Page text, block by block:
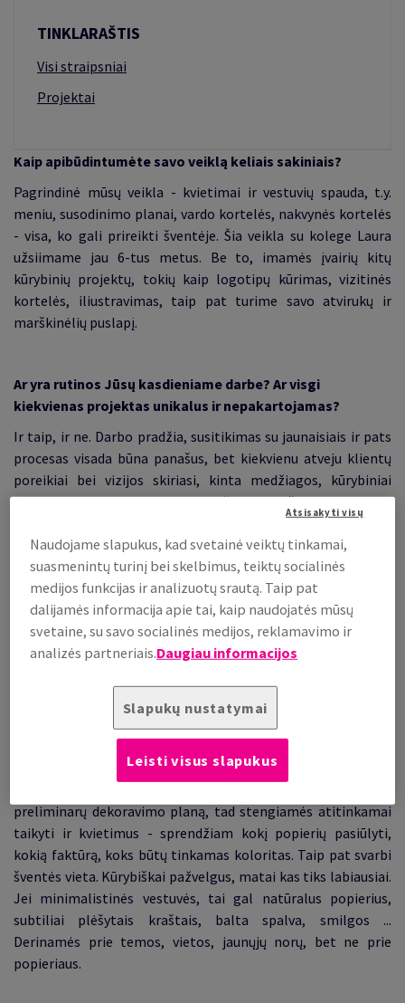
TINKLARAŠTIS
Visi straipsniai
Projektai
Kaip apibūdintumėte savo veiklą keliais sakiniais?
Pagrindinė mūsų veikla - kvietimai ir vestuvių spauda, t.y.
meniu, susodinimo planai, vardo kortelės, nakvynės kortelės
- visa, ko gali prireikti šventėje. Šia veikla su kolege Laura
užsiimame jau 6-tus metus. Be to, imamės įvairių kitų
kūrybinių projektų, tokių kaip logotipų kūrimas, vizitinės
kortelės, iliustravimas, taip pat turime savo atvirukų ir
marškinėlių puslapį.
Ar yra rutinos Jūsų kasdieniame darbe? Ar visgi
kiekvienas projektas unikalus ir nepakartojamas?
Ir taip, ir ne. Darbo pradžia, susitikimas su jaunaisiais ir pats
procesas visada būna panašus, bet kiekvienu atveju klientų
poreikiai bei vizijos skiriasi, kinta medžiagos, kūrybiniai
sprendimai. Vieni nori, kad kažką nupieštum, kiti nori
auksinės spaudos (folijavimo) ar įspausto teksto
(letterpress), kažko labai nestandartinio arba, atvirkščiai,
lengvo ir minimalaus. O dar skirtingi popieriaus, vokų,
rankdarbių pasirinkimai ir čia jau prasideda dinamika -
kiekvienas projektas tampa labai individualus.
ateina su tema ir tada renkasi popierių, ar būna, kad
popieriaus pasirinkimas pasufleruoja vestuvių temą?
Popierius vestuvių temos nesufleruoja. (juokiasi) Dažnai
jaunieji atvyksta jau numatę vestuvių stilistiką. Be to, kadangi
preliminarų dekoravimo planą, tad stengiamės atitinkamai
taikyti ir kvietimus - sprendžiam kokį popierių pasiūlyti,
kokią faktūrą, koks būtų tinkamas koloritas. Taip pat svarbi
šventės vieta. Kūrybiškai pažvelgus, matai kas tiks labiausiai.
Jei minimalistinės vestuvės, tai gal natūralus popierius,
subtiliai plėšytais kraštais, balta spalva, smilgos ...
Derinamės prie temos, vietos, jaunųjų norų, bet ne prie
popieriaus.
Naudojame slapukus, kad svetainė veiktų tinkamai,
suasmenintų turinį bei skelbimus, teiktų socialinės
medijos funkcijas ir analizuotų srautą. Taip pat
dalijamės informacija apie tai, kaip naudojatės mūsų
svetaine, su savo socialinės medijos, reklamavimo ir
analizės partneriais.Daugiau informacijos
Slapukų nustatymai
Atsisakyti visų
Leisti visus slapukus